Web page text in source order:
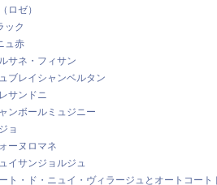
ロゼ）
ック
ュ赤
サネ・フィサン
ブレイシャンベルタン
サンドニ
ンボールミュジニー
ョ
ーヌロマネ
イサンジョルジュ
ト・ド・ニュイ・ヴィラージュとオートコート